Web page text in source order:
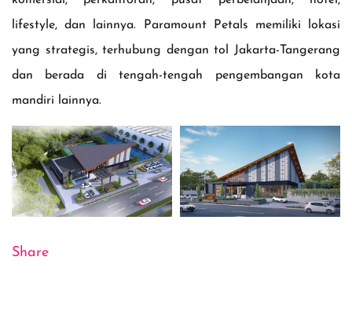
Share
lifestyle, dan lainnya. Paramount Petals memiliki lokasi
yang strategis, terhubung dengan tol Jakarta-Tangerang
dan berada di tengah-tengah pengembangan kota
mandiri lainnya.